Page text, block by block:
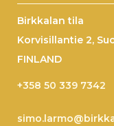
Birkkalan tila
Korvisillantie 2,
FINLAND
+358 50 339 7342